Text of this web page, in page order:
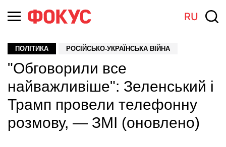
RU
ПОЛІТИКА РОСІЙСЬКО-УКРАЇНСЬКА ВІЙНА
"Обговорили все
найважливіше": Зеленський і
Трамп провели телефонну
розмову, — ЗМІ (оновлено)